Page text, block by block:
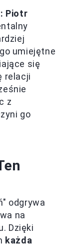
Piotr
umiejętne
się
relacji
z
go
odgrywa
na
Dzięki
każda